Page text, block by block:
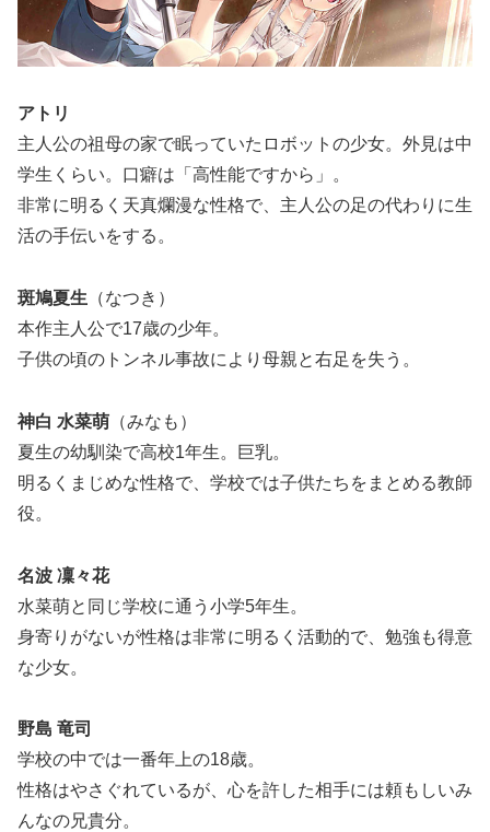
アトリ
主人公の祖母の家で眠っていたロボットの少女。外見は中
学生くらい。口癖は「高性能ですから」。
非常に明るく天真爛漫な性格で、主人公の足の代わりに生
活の手伝いをする。
斑鳩夏生 （なつき）
本作主人公で17歳の少年。
子供の頃のトンネル事故により母親と右足を失う。
神白 水菜萌 （みなも）
夏生の幼馴染で高校1年生。巨乳。
明るくまじめな性格で、学校では子供たちをまとめる教師
役。
名波 凜々花
水菜萌と同じ学校に通う小学5年生。
身寄りがないが性格は非常に明るく活動的で、勉強も得意
な少女。
野島 竜司
学校の中では一番年上の18歳。
性格はやさぐれているが、心を許した相手には頼もしいみ
んなの兄貴分。